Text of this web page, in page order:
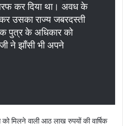
कर दिया था। अवध के
उसका राज्य जबरदस्ती
पुत्र के अधिकार को
ने झाँसी भी अपने
मिलने वाली आठ लाख रुपयों की वार्षिक